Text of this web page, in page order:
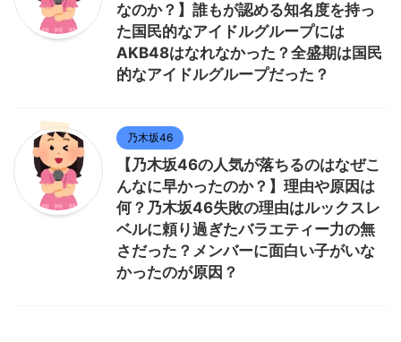
なのか？】誰もが認める知名度を持っ
た国民的なアイドルグループには
AKB48はなれなかった？全盛期は国民
的なアイドルグループだった？
乃木坂46
【乃木坂46の人気が落ちるのはなぜこ
んなに早かったのか？】理由や原因は
何？乃木坂46失敗の理由はルックスレ
ベルに頼り過ぎたバラエティー力の無
さだった？メンバーに面白い子がいな
かったのが原因？